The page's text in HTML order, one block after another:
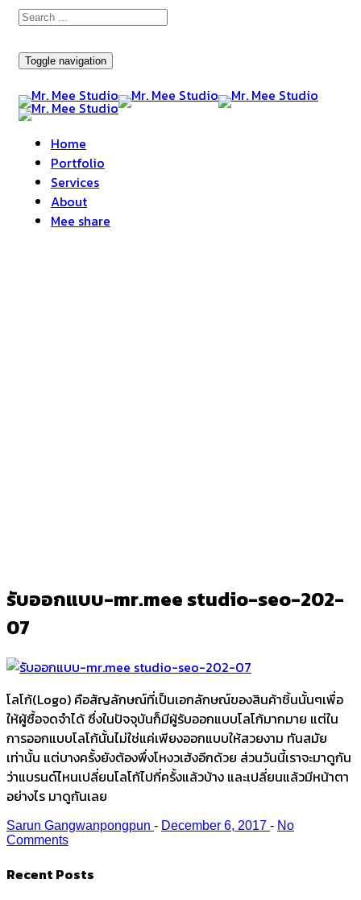
Toggle navigation
Home
Portfolio
Services
About
Mee share
รับออกแบบ-mr.mee studio-seo-202-
07
โลโก้(Logo) คือสัญลักษณ์ที่เป็นเอกลักษณ์ของสินค้าชิ้นนั้นๆเพื่อ
ให้ผู้ซื้อจดจำได้ ซึ่งในปัจจุบันก็มีผู้รับออกแบบโลโก้มากมาย แต่ใน
การออกแบบโลโก้นั้นไม่ใช่แค่เพียงออกแบบให้สวยงาม ทันสมัย
เท่านั้น แต่บางครั้งยังต้องพึ่งโหงวเฮ้งอีกด้วย ส่วนวันนี้เราจะมาดูกัน
ว่าแบรนด์ไหนเปลี่ยนโลโก้ไปกี่ครั้งแล้วบ้าง และเปลี่ยนแล้วมีหน้าตา
อย่างไร มาดูกันเลย
Sarun Gangwanpongpun - December 6, 2017 - No
Comments
Recent Posts